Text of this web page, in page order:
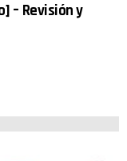
– Revisión y